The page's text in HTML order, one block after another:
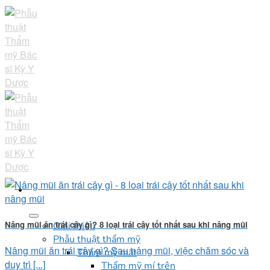
Skip
to
content
Giới thiệu
Phẫu thuật thẩm mỹ
Thẩm mỹ mắt
Thẩm mỹ mí trên
Nâng mũi ăn trái cây gì? 8 loại trái cây tốt nhất sau khi nâng mũi
Nâng mũi ăn trái cây gì? Sau nâng mũi, việc chăm sóc và
duy trì [...]